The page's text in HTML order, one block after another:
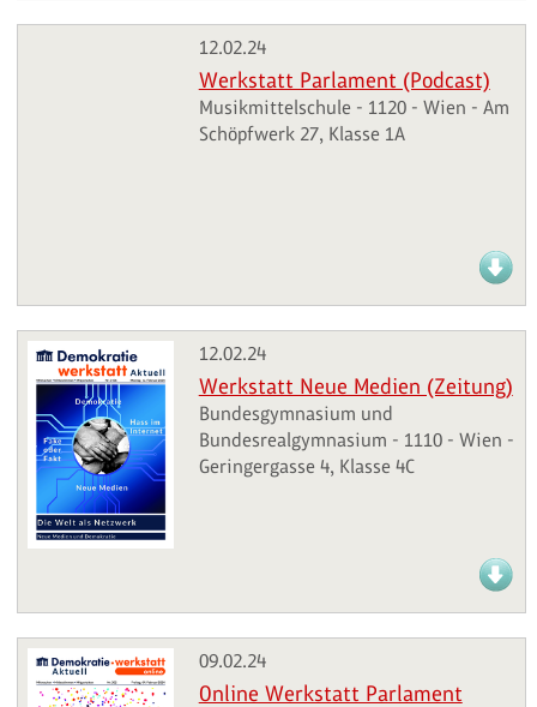
12.02.24
Werkstatt Parlament (Podcast)
Musikmittelschule - 1120 - Wien - Am
Schöpfwerk 27, Klasse 1A
12.02.24
Werkstatt Neue Medien (Zeitung)
Bundesgymnasium und
Bundesrealgymnasium - 1110 - Wien -
Geringergasse 4, Klasse 4C
09.02.24
Online Werkstatt Parlament